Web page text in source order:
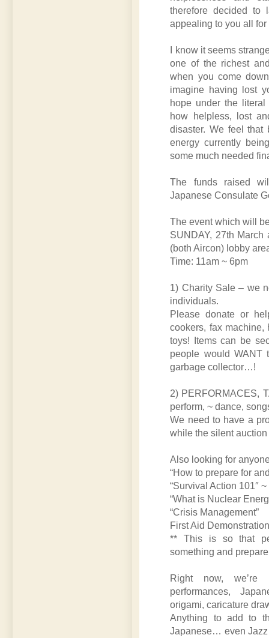
therefore decided to
appealing to you all for
I know it seems
one of the richest
when you come
imagine having lost
hope under the
how helpless, lost
disaster. We feel that
energy currently
some much needed
The funds raised
Japanese Consulate
The event which will
SUNDAY, 27th
(both Aircon) lobby
Time: 11am ~ 6pm
1) Charity Sale – we
individuals.
Please donate or
cookers, fax machine,
toys! Items can be
people would WANT
garbage collector…!
2) PERFORMACES,
perform, ~ dance,
We need to have a
while the silent
Also looking for
“How to prepare for
“Survival Action 101″
“What is Nuclear
“Crisis Management”
First Aid
** This is so that
something and
Right now, we’re
performances,
origami, caricature
Anything to add to
Japanese… even Jazz